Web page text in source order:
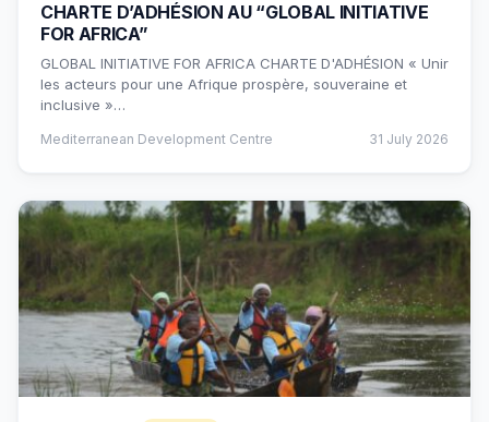
CHARTE D’ADHÉSION AU “GLOBAL INITIATIVE
FOR AFRICA”
GLOBAL INITIATIVE FOR AFRICA CHARTE D'ADHÉSION « Unir
les acteurs pour une Afrique prospère, souveraine et
inclusive »…
Mediterranean Development Centre 31 July 2026